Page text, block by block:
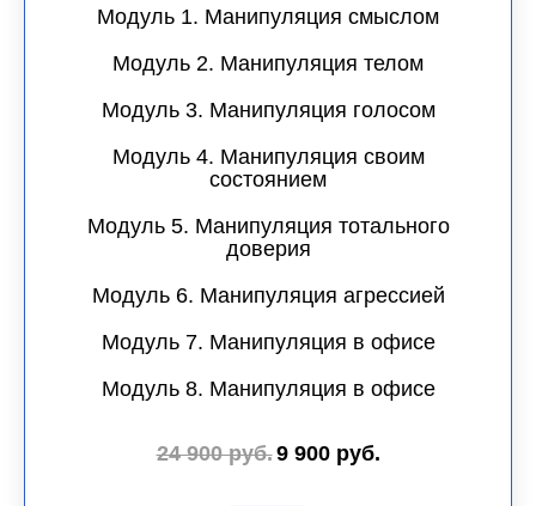
Модуль 1. Манипуляция смыслом
Модуль 2. Манипуляция телом
Модуль 3. Манипуляция голосом
Модуль 4. Манипуляция своим
состоянием
Модуль 5. Манипуляция тотального
доверия
Модуль 6. Манипуляция агрессией
Модуль 7. Манипуляция в офисе
Модуль 8. Манипуляция в офисе
24 900 руб.9 900 руб.